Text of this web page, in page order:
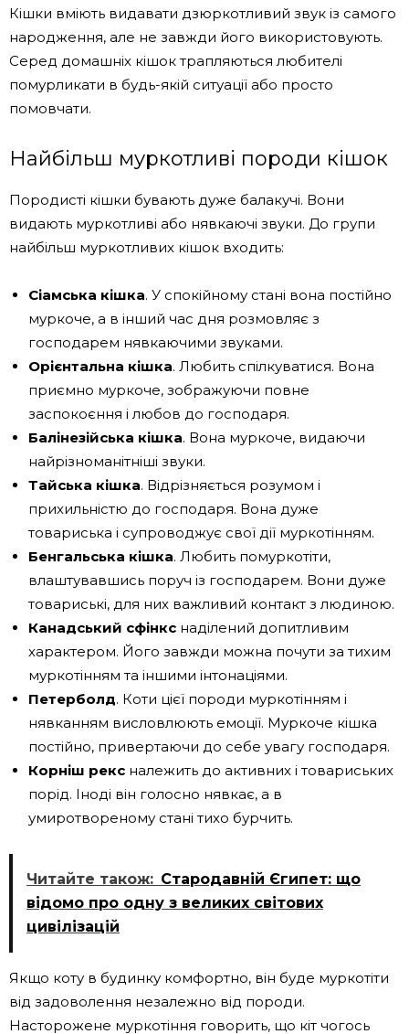
Кішки вміють видавати дзюркотливий звук із самого
народження, але не завжди його використовують.
Серед домашніх кішок трапляються любителі
помурликати в будь-якій ситуації або просто
помовчати.
Найбільш муркотливі породи кішок
Породисті кішки бувають дуже балакучі. Вони
видають муркотливі або нявкаючі звуки. До групи
найбільш муркотливих кішок входить:
Сіамська кішка. У спокійному стані вона постійно
муркоче, а в інший час дня розмовляє з
господарем нявкаючими звуками.
Орієнтальна кішка. Любить спілкуватися. Вона
приємно муркоче, зображуючи повне
заспокоєння і любов до господаря.
Балінезійська кішка. Вона муркоче, видаючи
найрізноманітніші звуки.
Тайська кішка. Відрізняється розумом і
прихильністю до господаря. Вона дуже
товариська і супроводжує свої дії муркотінням.
Бенгальська кішка. Любить помуркотіти,
влаштувавшись поруч із господарем. Вони дуже
товариські, для них важливий контакт з людиною.
Канадський сфінкс наділений допитливим
характером. Його завжди можна почути за тихим
муркотінням та іншими інтонаціями.
Петерболд. Коти цієї породи муркотінням і
нявканням висловлюють емоції. Муркоче кішка
постійно, привертаючи до себе увагу господаря.
Корніш рекс належить до активних і товариських
порід. Іноді він голосно нявкає, а в
умиротвореному стані тихо бурчить.
Читайте також: Стародавній Єгипет: що
відомо про одну з великих світових
цивілізацій
Якщо коту в будинку комфортно, він буде муркотіти
від задоволення незалежно від породи.
Насторожене муркотіння говорить, що кіт чогось